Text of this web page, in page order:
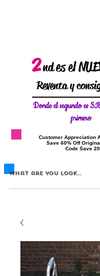
2ndes el
Reventa y
Donde elsegundo es
primero
​Customer Appreciation
​Save 60% Off
​Code Save 20